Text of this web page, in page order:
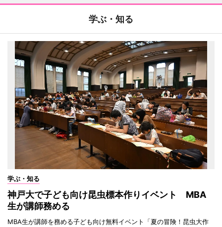
学ぶ・知る
学ぶ・知る
神戸大で子ども向け昆虫標本作りイベント MBA
生が講師務める
MBA生が講師を務める子ども向け無料イベント「夏の冒険！昆虫大作